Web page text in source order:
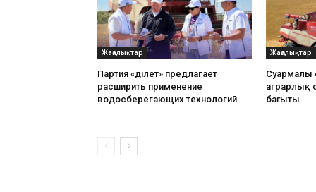
Жаңалықтар
Партия «Әділет» предлагает
расширить применение
водосберегающих технологий
Жаңалықтар
Суармалы
аграрлық
бағыты